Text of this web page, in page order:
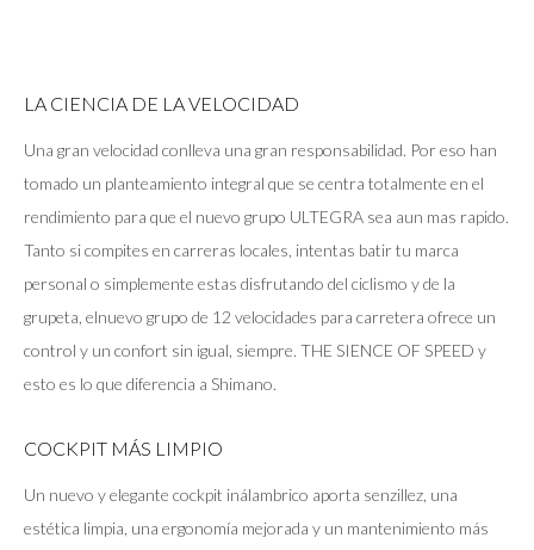
LA CIENCIA DE LA VELOCIDAD
Una gran velocidad conlleva una gran responsabilidad. Por eso han
tomado un planteamiento integral que se centra totalmente en el
rendimiento para que el nuevo grupo ULTEGRA sea aun mas rapido.
Tanto si compites en carreras locales, intentas batir tu marca
personal o simplemente estas disfrutando del ciclismo y de la
grupeta, elnuevo grupo de 12 velocidades para carretera ofrece un
control y un confort sin igual, siempre. THE SIENCE OF SPEED y
esto es lo que diferencia a Shimano.
COCKPIT MÁS LIMPIO
Un nuevo y elegante cockpit inálambrico aporta senzillez, una
estética limpia, una ergonomía mejorada y un mantenimiento más